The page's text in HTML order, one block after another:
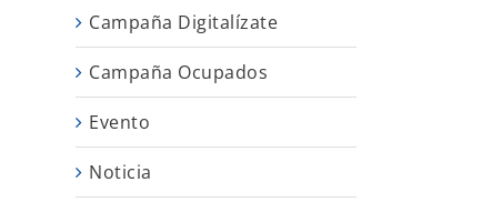
Campaña Digitalízate
Campaña Ocupados
Evento
Noticia